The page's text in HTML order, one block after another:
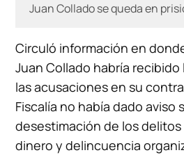
Juan Collado se queda en
Circuló información en
Juan Collado habría
las acusaciones en su
Fiscalía no había dado aviso
desestimación de los delitos
dinero y delincuencia